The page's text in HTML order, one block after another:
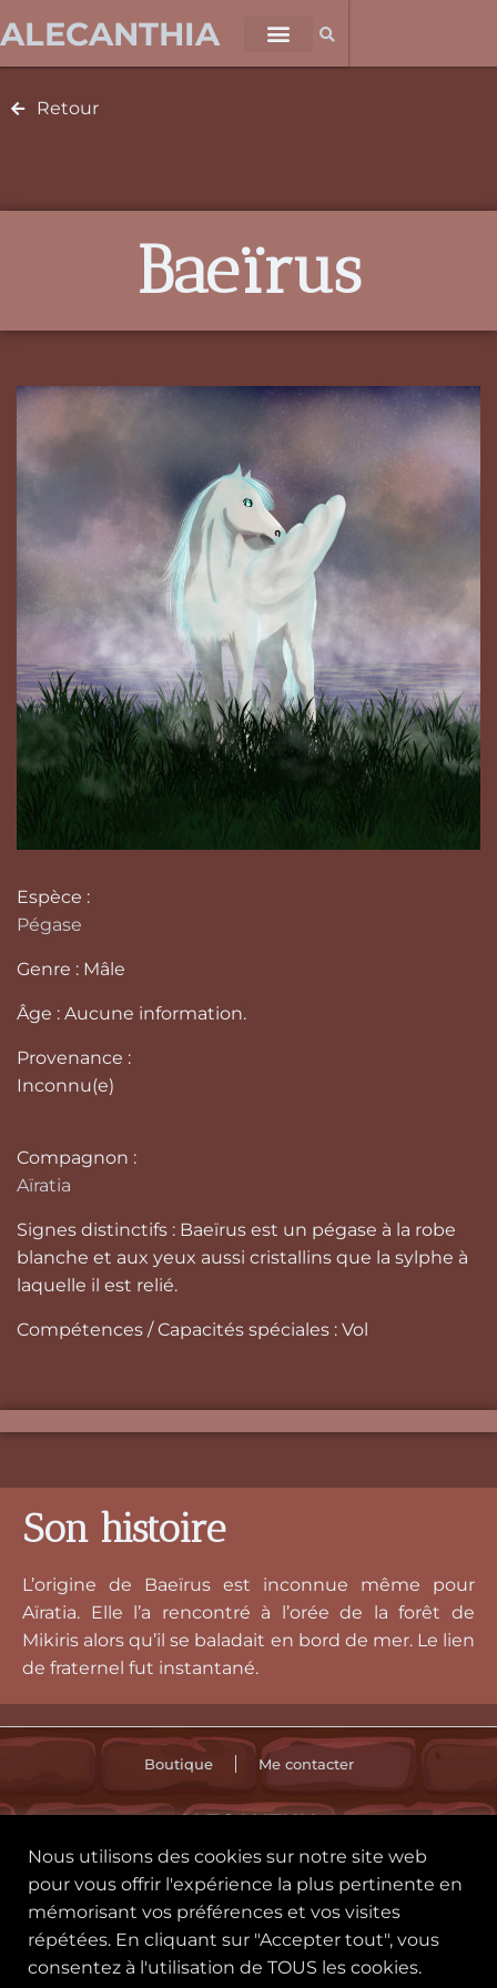
ALECANTHIA
Retour
Baeïrus
Espèce :
Pégase
Genre : Mâle
Âge : Aucune information.
Provenance :
Inconnu(e)
Compagnon :
Aïratia
Signes distinctifs : Baeïrus est un pégase à la robe
blanche et aux yeux aussi cristallins que la sylphe à
laquelle il est relié.
Compétences / Capacités spéciales : Vol
Son histoire
L’origine de Baeïrus est inconnue même pour
Aïratia. Elle l’a rencontré à l’orée de la forêt de
Mikiris alors qu’il se baladait en bord de mer. Le lien
de fraternel fut instantané.
Boutique Me contacter
ALECANTHIA
🪄 CGU Politique des cookies
Politique de confidentialité
Nous utilisons des cookies sur notre site web
pour vous offrir l'expérience la plus pertinente en
mémorisant vos préférences et vos visites
répétées. En cliquant sur "Accepter tout", vous
consentez à l'utilisation de TOUS les cookies.